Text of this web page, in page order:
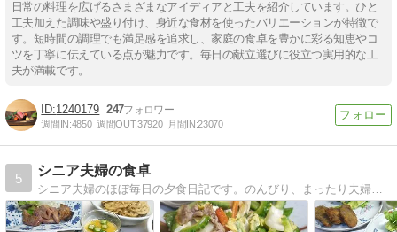
日常の料理を広げるさまざまなアイディアと工夫を紹介しています。ひと
工夫加えた調味や盛り付け、身近な食材を使ったバリエーションが特徴で
す。短時間の調理でも満足感を追求し、家庭の食卓を豊かに彩る知恵やコ
ツを丁寧に伝えている点が魅力です。毎日の献立選びに役立つ実用的な工
夫が満載です。
1240179 247
週間IN:4850 週間OUT:37920 月間IN:23070
5
シニア夫婦の食卓
シニア夫婦のほぼ毎日の夕食日記です。のんびり、まったり夫婦のおとぼけの毎日をつづります。